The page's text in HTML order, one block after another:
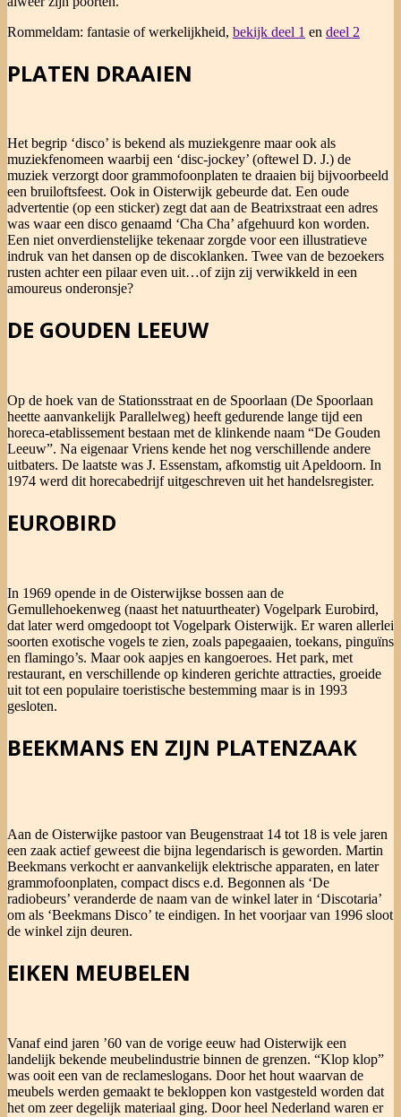
Rommeldam: fantasie of werkelijkheid, bekijk deel 1 en deel 2
PLATEN DRAAIEN
Het begrip ‘disco’ is bekend als muziekgenre maar ook als
muziekfenomeen waarbij een ‘disc-jockey’ (oftewel D. J.) de
muziek verzorgt door grammofoonplaten te draaien bij bijvoorbeeld
een bruiloftsfeest. Ook in Oisterwijk gebeurde dat. Een oude
advertentie (op een sticker) zegt dat aan de Beatrixstraat een adres
was waar een disco genaamd ‘Cha Cha’ afgehuurd kon worden.
Een niet onverdienstelijke tekenaar zorgde voor een illustratieve
indruk van het dansen op de discoklanken. Twee van de bezoekers
rusten achter een pilaar even uit…of zijn zij verwikkeld in een
amoureus onderonsje?
DE GOUDEN LEEUW
Op de hoek van de Stationsstraat en de Spoorlaan (De Spoorlaan
heette aanvankelijk Parallelweg) heeft gedurende lange tijd een
horeca-etablissement bestaan met de klinkende naam “De Gouden
Leeuw”. Na eigenaar Vriens kende het nog verschillende andere
uitbaters. De laatste was J. Essenstam, afkomstig uit Apeldoorn. In
1974 werd dit horecabedrijf uitgeschreven uit het handelsregister.
EUROBIRD
In 1969 opende in de Oisterwijkse bossen aan de
Gemullehoekenweg (naast het natuurtheater) Vogelpark Eurobird,
dat later werd omgedoopt tot Vogelpark Oisterwijk. Er waren allerlei
soorten exotische vogels te zien, zoals papegaaien, toekans, pinguïns
en flamingo’s. Maar ook aapjes en kangoeroes. Het park, met
restaurant, en verschillende op kinderen gerichte attracties, groeide
uit tot een populaire toeristische bestemming maar is in 1993
gesloten.
BEEKMANS EN ZIJN PLATENZAAK
Aan de Oisterwijke pastoor van Beugenstraat 14 tot 18 is vele jaren
een zaak actief geweest die bijna legendarisch is geworden. Martin
Beekmans verkocht er aanvankelijk elektrische apparaten, en later
grammofoonplaten, compact discs e.d. Begonnen als ‘De
radiobeurs’ veranderde de naam van de winkel later in ‘Discotaria’
om als ‘Beekmans Disco’ te eindigen. In het voorjaar van 1996 sloot
de winkel zijn deuren.
EIKEN MEUBELEN
Vanaf eind jaren ’60 van de vorige eeuw had Oisterwijk een
landelijk bekende meubelindustrie binnen de grenzen. “Klop klop”
was ooit een van de reclameslogans. Door het hout waarvan de
meubels werden gemaakt te bekloppen kon vastgesteld worden dat
het om zeer degelijk materiaal ging. Door heel Nederland waren er